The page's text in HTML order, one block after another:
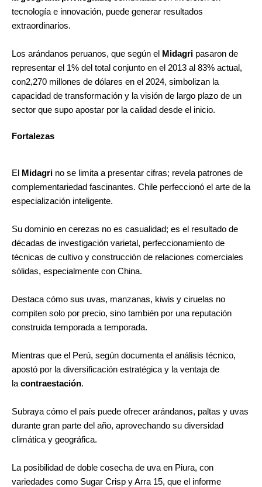
tecnología e innovación, puede generar resultados
extraordinarios.
Los arándanos peruanos, que según el Midagri pasaron de
representar el 1% del total conjunto en el 2013 al 83% actual,
con2,270 millones de dólares en el 2024, simbolizan la
capacidad de transformación y la visión de largo plazo de un
sector que supo apostar por la calidad desde el inicio.
Fortalezas
El Midagri no se limita a presentar cifras; revela patrones de
complementariedad fascinantes. Chile perfeccionó el arte de la
especialización inteligente.
Su dominio en cerezas no es casualidad; es el resultado de
décadas de investigación varietal, perfeccionamiento de
técnicas de cultivo y construcción de relaciones comerciales
sólidas, especialmente con China.
Destaca cómo sus uvas, manzanas, kiwis y ciruelas no
compiten solo por precio, sino también por una reputación
construida temporada a temporada.
Mientras que el Perú, según documenta el análisis técnico,
apostó por la diversificación estratégica y la ventaja de
la contraestación.
Subraya cómo el país puede ofrecer arándanos, paltas y uvas
durante gran parte del año, aprovechando su diversidad
climática y geográfica.
La posibilidad de doble cosecha de uva en Piura, con
variedades como Sugar Crisp y Arra 15, que el informe